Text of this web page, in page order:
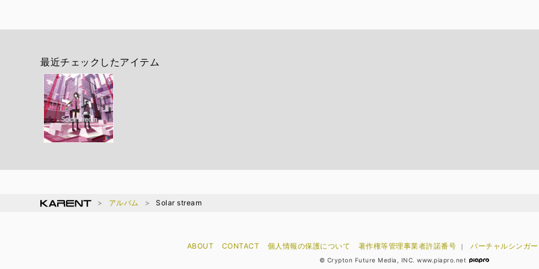
最近チェックしたアイテム
アルバム Solar stream
ABOUT CONTACT 個人情報の保護について 著作権等管理事業者許諾番号 ｜ バーチャルシンガ
© Crypton Future Media, INC. www.piapro.net